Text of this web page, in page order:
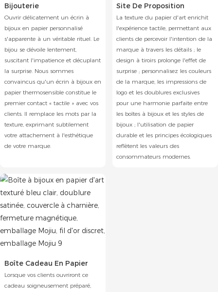
Bijouterie
Ouvrir délicatement un écrin à
bijoux en papier personnalisé
s'apparente à un véritable rituel. Le
bijou se dévoile lentement,
suscitant l'impatience et décuplant
la surprise. Nous sommes
convaincus qu'un écrin à bijoux en
papier thermosensible constitue le
premier contact « tactile » avec vos
clients. Il remplace les mots par la
texture, exprimant subtilement
votre attachement à l'esthétique
de votre marque.
Site De Proposition
La texture du papier d'art enrichit
l'expérience tactile, permettant aux
clients de percevoir l'intention de la
marque à travers les détails ; le
design à tiroirs prolonge l'effet de
surprise ; personnalisez les couleurs
de la marque, les impressions de
logo et les doublures exclusives
pour une harmonie parfaite entre
les boîtes à bijoux et les styles de
bijoux ; l'utilisation de papier
durable et les principes écologiques
reflètent les valeurs des
consommateurs modernes.
Boîte Cadeau En Papier
Lorsque vos clients ouvriront ce
cadeau soigneusement préparé,